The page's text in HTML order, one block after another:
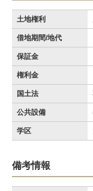
土地権利
借地期間/地代
保証金
権利金
国土法
公共設備
学区
備考情報